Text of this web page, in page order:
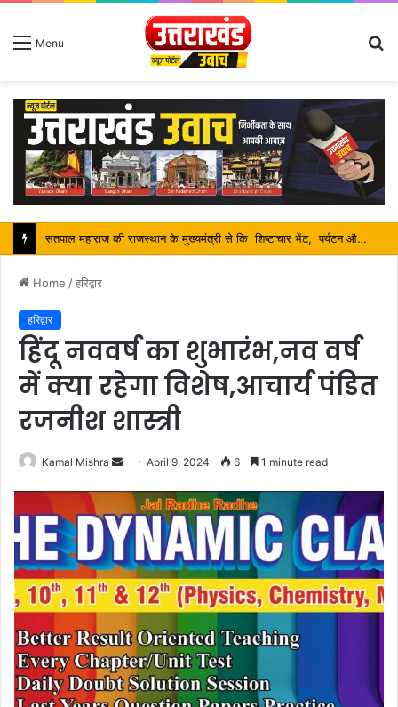
Menu
सतपाल महाराज की राजस्थान के मुख्यमंत्री से कि शिष्टाचार भेंट, पर्यटन और सांस्कृतिक गतिविधियों के विषय में विस्तार पर हुई चर्चा
Home /हरिद्वार
हरिद्वार
हिंदू नववर्ष का शुभारंभ,नव वर्ष
में क्या रहेगा विशेष,आचार्य पंडित
रजनीश शास्त्री
Kamal Mishra
Send
email
April 9, 2024 6 1 minute read